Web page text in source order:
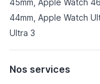
45mm, Apple Watch
44mm, Apple Watch
Ultra 3
Nos services